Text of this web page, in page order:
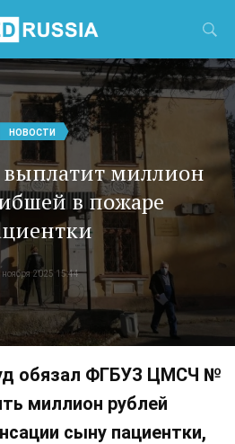
НОВОСТИ
выплатит миллион
в пожаре
ноября 2025 15:44
обязал ФГБУЗ ЦМСЧ №
миллион рублей
сыну пациентки,